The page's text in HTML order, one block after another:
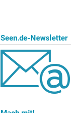
Seen.de-Newsletter